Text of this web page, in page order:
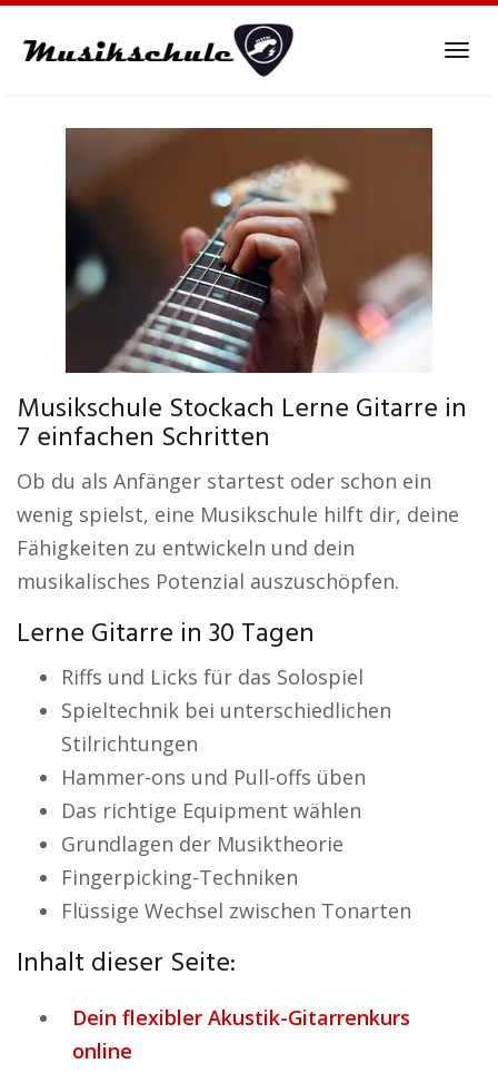
Musikschule Stockach Lerne Gitarre in
7 einfachen Schritten
Ob du als Anfänger startest oder schon ein
wenig spielst, eine Musikschule hilft dir, deine
Fähigkeiten zu entwickeln und dein
musikalisches Potenzial auszuschöpfen.
Lerne Gitarre in 30 Tagen
Riffs und Licks für das Solospiel
Spieltechnik bei unterschiedlichen
Stilrichtungen
Hammer-ons und Pull-offs üben
Das richtige Equipment wählen
Grundlagen der Musiktheorie
Fingerpicking-Techniken
Flüssige Wechsel zwischen Tonarten
Inhalt dieser Seite:
Dein flexibler Akustik-Gitarrenkurs
online